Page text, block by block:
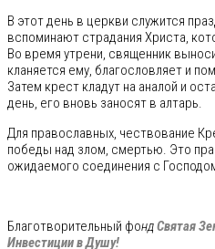
В этот день в церкви служится
вспоминают страдания Христа,
Во время утрени, священник
кланяется ему, благословляет и
Затем крест кладут на аналой и
день, его вновь заносят в алтарь.
Для православных, чествование
победы над злом, смертью. Это
ожидаемого соединения с
Благотворительный фондСвятая
Инвестиции в Душу!